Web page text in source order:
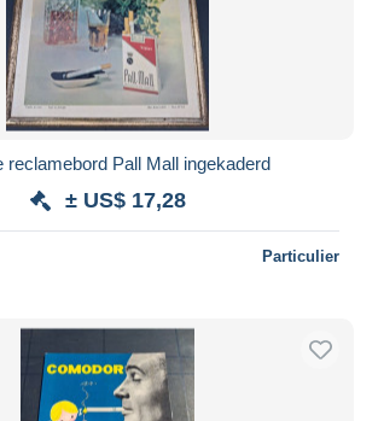
reclamebord Pall Mall ingekaderd
± US$ 17,28
Particulier